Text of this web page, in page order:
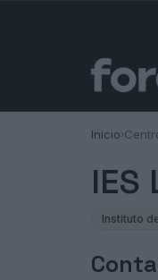
Inicio›
Instituto